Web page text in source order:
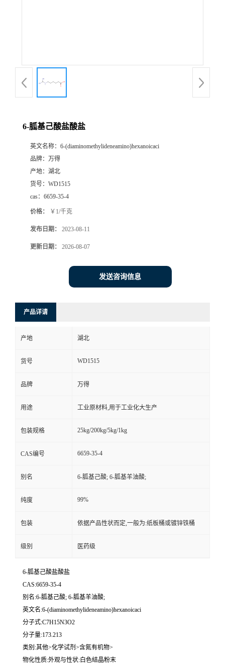
6-胍基己酸盐酸盐
英文名称： 6-(diaminomethylideneamino)hexanoicaci
品牌： 万得
产地： 湖北
货号： WD1515
cas： 6659-35-4
价格： ￥1/千克
发布日期： 2023-08-11
更新日期： 2026-08-07
发送咨询信息
产品详请
产地 湖北
货号 WD1515
品牌 万得
用途 工业原材料,用于工业化大生产
包装规格 25kg/200kg/5kg/1kg
CAS编号 6659-35-4
别名 6-胍基己酸; 6-胍基羊油酸;
纯度 99%
包装 依据产品性状而定,一般为:纸板桶或镀锌铁桶
级别 医药级
6-胍基己酸盐酸盐
CAS:6659-35-4
别名:6-胍基己酸; 6-胍基羊油酸;
英文名:6-(diaminomethylideneamino)hexanoicaci
分子式:C7H15N3O2
分子量:173.213
类别:其他>化学试剂>含氮有机物>
物化性质:外观与性状:白色结晶粉末